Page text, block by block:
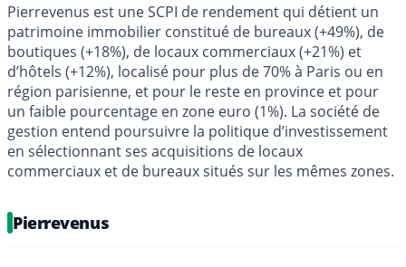
Pierrevenus est une SCPI de rendement qui détient un
patrimoine immobilier constitué de bureaux (+49%), de
boutiques (+18%), de locaux commerciaux (+21%) et
d’hôtels (+12%), localisé pour plus de 70% à Paris ou en
région parisienne, et pour le reste en province et pour
un faible pourcentage en zone euro (1%). La société de
gestion entend poursuivre la politique d’investissement
en sélectionnant ses acquisitions de locaux
commerciaux et de bureaux situés sur les mêmes zones.
Pierrevenus